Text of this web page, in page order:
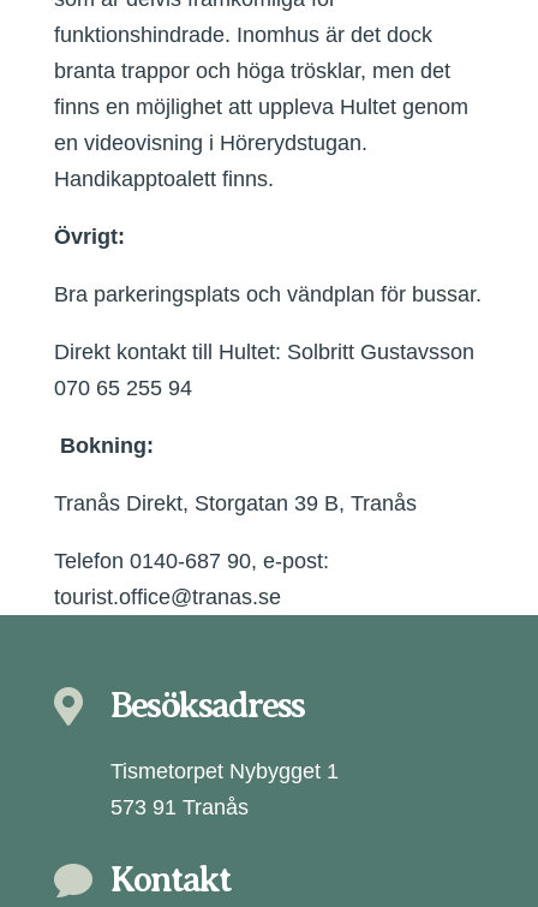
funktionshindrade. Inomhus är det dock
branta trappor och höga trösklar, men det
finns en möjlighet att uppleva Hultet genom
en videovisning i Hörerydstugan.
Handikapptoalett finns.
Övrigt:
Bra parkeringsplats och vändplan för bussar.
Direkt kontakt till Hultet: Solbritt Gustavsson
070 65 255 94
Bokning:
Tranås Direkt, Storgatan 39 B, Tranås
Telefon 0140-687 90, e-post:
tourist.office@tranas.se
 Besöksadress
Tismetorpet Nybygget 1
573 91 Tranås
 Kontakt